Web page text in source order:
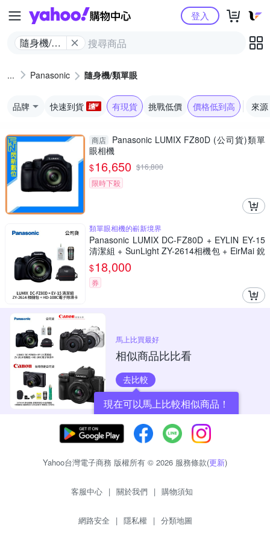
Yahoo購物中心
隨身機/類
登入
Panasonic 隨身機/類單眼
品牌 快速到貨 有現貨 挑戰低價 價格低到高 來源
商店
Panasonic LUMIX FZ80D (公司貨)類單
眼相機
$16,650 $16,800
限時下殺
類單眼相機的嶄新境界
Panasonic LUMIX DC-FZ80D + EYLIN EY-15
清潔組 + SunLight ZY-2614相機包 + EirMai 銳
瑪 HD-100C電子除濕卡 FZ80D (公司貨)
$18,000
券
馬上比買最好
相似商品比比看
去比較
現在可以馬上比較相似商品！
Yahoo台灣電子商務 版權所有 © 2026 服務條款(更新)
客服中心 | 關於我們 | 購物須知
網路安全 | 隱私權 | 分類地圖